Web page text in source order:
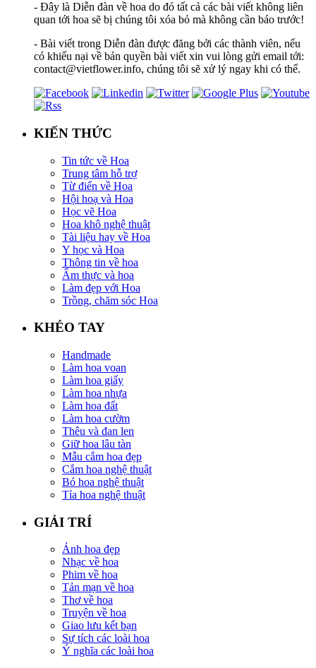
- Đây là Diễn đàn về hoa do đó tất cả các bài viết không liên
quan tới hoa sẽ bị chúng tôi xóa bỏ mà không cần báo trước!
- Bài viết trong Diễn đàn được đăng bởi các thành viên, nếu
có khiếu nại về bản quyền bài viết xin vui lòng gửi email tới:
contact@vietflower.info, chúng tôi sẽ xử lý ngay khi có thể.
KIẾN THỨC
Tin tức về Hoa
Trung tâm hỗ trợ
Từ điển về Hoa
Hội hoạ và Hoa
Học vẽ Hoa
Hoa khô nghệ thuật
Tài liệu hay về Hoa
Y học và Hoa
Thông tin về hoa
Ẩm thực và hoa
Làm đẹp với Hoa
Trồng, chăm sóc Hoa
KHÉO TAY
Handmade
Làm hoa voan
Làm hoa giấy
Làm hoa nhựa
Làm hoa đất
Làm hoa cườm
Thêu và đan len
Giữ hoa lâu tàn
Mẫu cắm hoa đẹp
Cắm hoa nghệ thuật
Bó hoa nghệ thuật
Tỉa hoa nghệ thuật
GIẢI TRÍ
Ảnh hoa đẹp
Nhạc về hoa
Phim về hoa
Tản mạn về hoa
Thơ về hoa
Truyện về hoa
Giao lưu kết bạn
Sự tích các loài hoa
Ý nghĩa các loài hoa